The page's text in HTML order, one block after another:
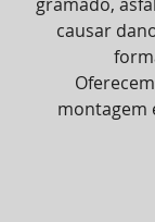
causar
montagem